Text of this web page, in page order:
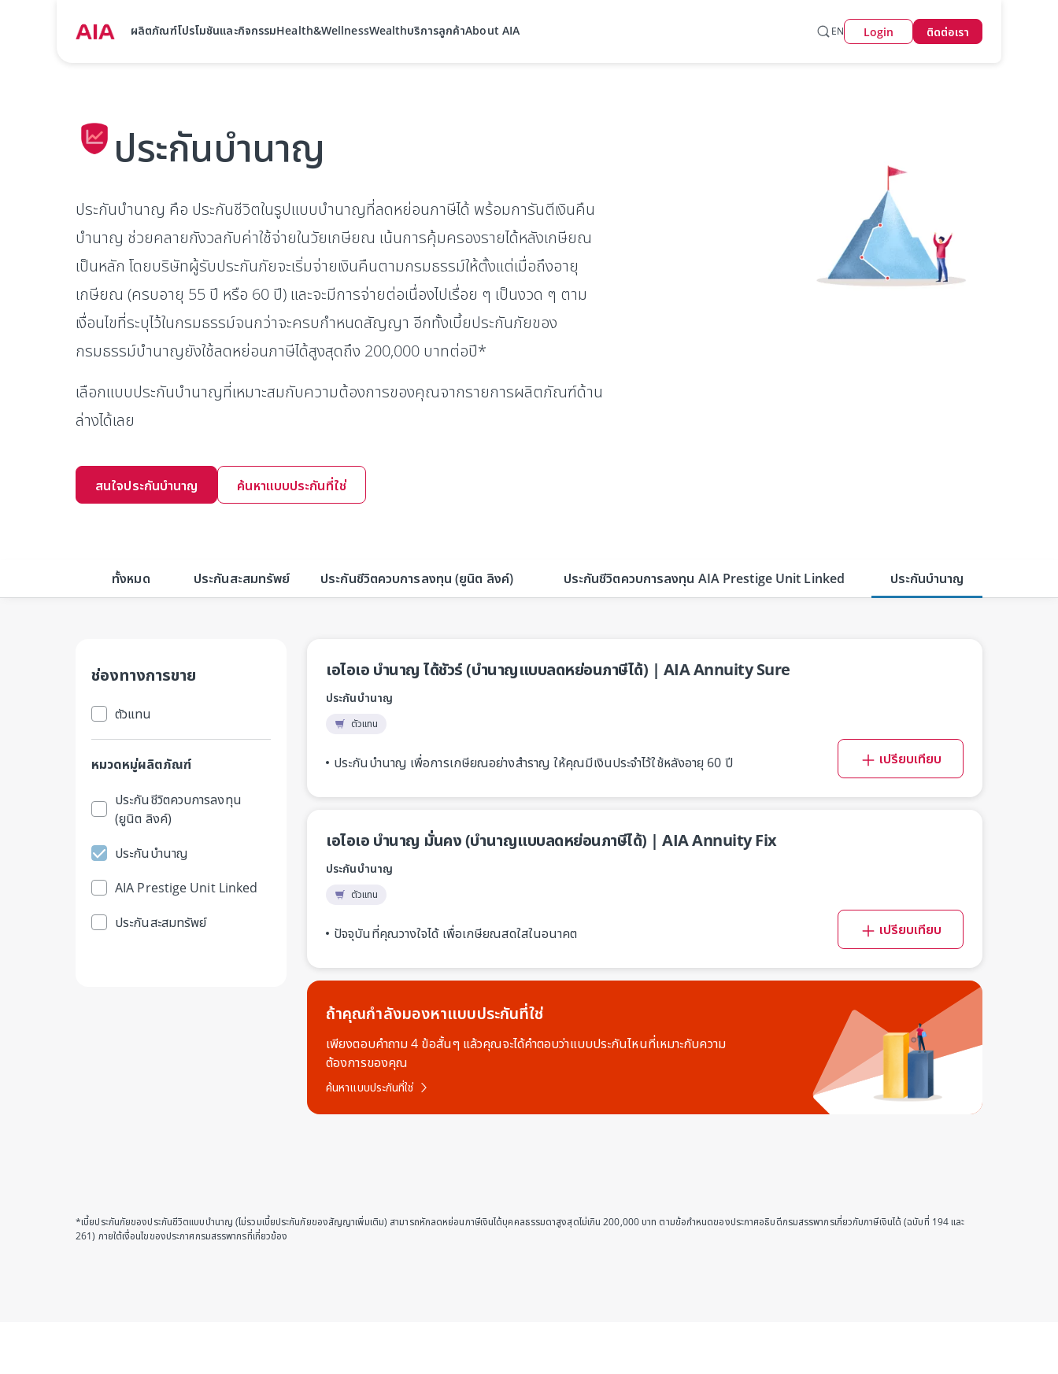
ผลิตภัณฑ์โปรโมชันและกิจกรรมHealth&WellnessWealthบริการลูกค้าAbout AIA EN Login ติดต่อเรา
ประกันบำนาญ
ประกันบำนาญ คือ ประกันชีวิตในรูปแบบบำนาญที่ลดหย่อนภาษีได้ พร้อมการันตีเงินคืน
บำนาญ ช่วยคลายกังวลกับค่าใช้จ่ายในวัยเกษียณ เน้นการคุ้มครองรายได้หลังเกษียณ
เป็นหลัก โดยบริษัทผู้รับประกันภัยจะเริ่มจ่ายเงินคืนตามกรมธรรม์ให้ตั้งแต่เมื่อถึงอายุ
เกษียณ (ครบอายุ 55 ปี หรือ 60 ปี) และจะมีการจ่ายต่อเนื่องไปเรื่อย ๆ เป็นงวด ๆ ตาม
เงื่อนไขที่ระบุไว้ในกรมธรรม์จนกว่าจะครบกำหนดสัญญา อีกทั้งเบี้ยประกันภัยของ
กรมธรรม์บำนาญยังใช้ลดหย่อนภาษีได้สูงสุดถึง 200,000 บาทต่อปี*
เลือกแบบประกันบำนาญที่เหมาะสมกับความต้องการของคุณจากรายการผลิตภัณฑ์ด้าน
ล่างได้เลย
สนใจประกันบำนาญ ค้นหาแบบประกันที่ใช่
ทั้งหมด ประกันสะสมทรัพย์ ประกันชีวิตควบการลงทุน (ยูนิต ลิงค์) ประกันชีวิตควบการลงทุน AIA Prestige Unit Linked ประกันบำนาญ
ช่องทางการขาย
ตัวแทน
หมวดหมู่ผลิตภัณฑ์
ประกันชีวิตควบการลงทุน
(ยูนิต ลิงค์)
ประกันบำนาญ
AIA Prestige Unit Linked
ประกันสะสมทรัพย์
เอไอเอ บำนาญ ได้ชัวร์ (บำนาญแบบลดหย่อนภาษีได้) | AIA Annuity Sure
ประกันบำนาญ
ตัวแทน
ประกันบำนาญ เพื่อการเกษียณอย่างสำราญ ให้คุณมีเงินประจำไว้ใช้หลังอายุ 60 ปี เปรียบเทียบ
เอไอเอ บำนาญ มั่นคง (บำนาญแบบลดหย่อนภาษีได้) | AIA Annuity Fix
ประกันบำนาญ
ตัวแทน
ปัจจุบันที่คุณวางใจได้ เพื่อเกษียณสดใสในอนาคต เปรียบเทียบ
ถ้าคุณกำลังมองหาแบบประกันที่ใช่
เพียงตอบคำถาม 4 ข้อสั้นๆ แล้วคุณจะได้คำตอบว่าแบบประกันไหนที่เหมาะกับความ
ต้องการของคุณ
ค้นหาแบบประกันที่ใช่
*เบี้ยประกันภัยของประกันชีวิตแบบบำนาญ (ไม่รวมเบี้ยประกันภัยของสัญญาเพิ่มเติม) สามารถหักลดหย่อนภาษีเงินได้บุคคลธรรมดาสูงสุดไม่เกิน 200,000 บาท ตามข้อกำหนดของประกาศอธิบดีกรมสรรพากรเกี่ยวกับภาษีเงินได้ (ฉบับที่ 194 และ
261) ภายใต้เงื่อนไขของประกาศกรมสรรพากรที่เกี่ยวข้อง